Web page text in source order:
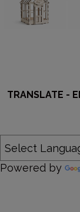
TRANSLATE -
Powered by